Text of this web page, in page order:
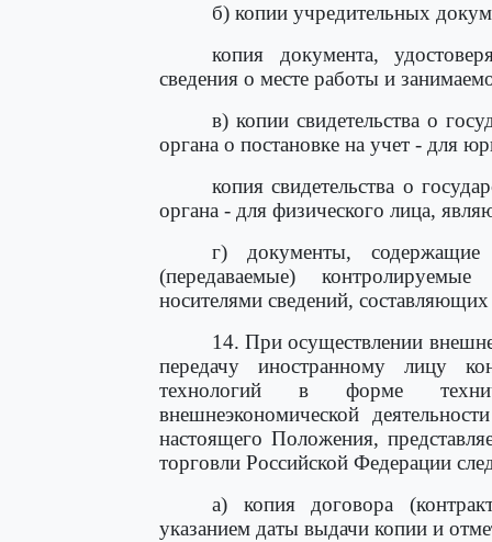
б) копии учредительных
копия документа,
сведения о месте работы и
в) копии свидетельства о
органа о постановке на учет - для
копия свидетельства о
органа - для физического лица,
г) документы,
(передаваемые)
носителями сведений,
14. При осуществлении
передачу иностранному лицу
технологий в форме
внешнеэкономической
настоящего Положения,
торговли Российской Федерации
а) копия договора
указанием даты выдачи копии и